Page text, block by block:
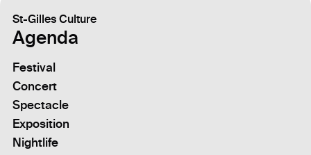
St-Gilles Culture
Agenda
Festival
Concert
Spectacle
Exposition
Nightlife